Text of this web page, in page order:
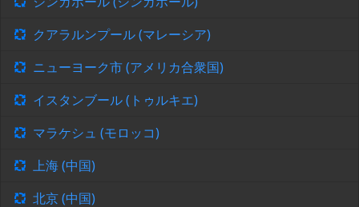
クアラルンプール (マレーシア)
ニューヨーク市 (アメリカ合衆国)
イスタンブール (トゥルキエ)
マラケシュ (モロッコ)
上海 (中国)
北京 (中国)